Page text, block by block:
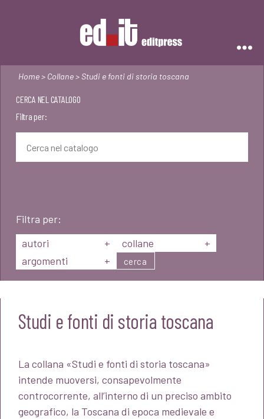
Home> Collane> Studi e fonti di storia toscana
CERCA NEL CATALOGO
Filtra per:
Filtra per:
autori
+ collane
+
argomenti
+ cerca
Studi e fonti di storia toscana
La collana «Studi e fonti di storia toscana»
intende muoversi, consapevolmente
controcorrente, all’interno di un preciso ambito
geografico, la Toscana di epoca medievale e